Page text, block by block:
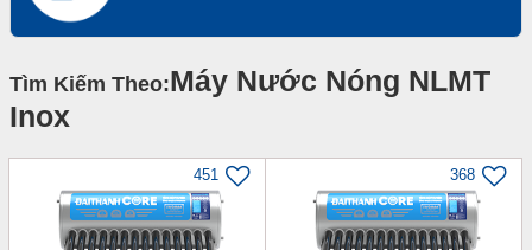
Tìm Kiếm Theo:Máy Nước Nóng NLMT
Inox
451 368